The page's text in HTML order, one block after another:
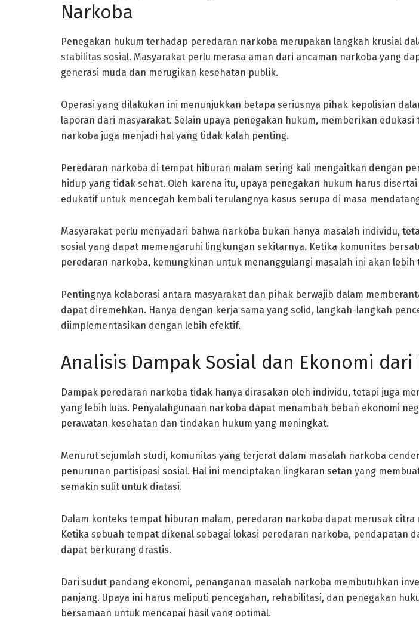
Narkoba
Penegakan hukum terhadap peredaran narkoba merupakan langkah krusial
stabilitas sosial. Masyarakat perlu merasa aman dari ancaman narkoba yang
generasi muda dan merugikan kesehatan publik.
Operasi yang dilakukan ini menunjukkan betapa seriusnya pihak kepolisian
laporan dari masyarakat. Selain upaya penegakan hukum, memberikan edukasi
narkoba juga menjadi hal yang tidak kalah penting.
Peredaran narkoba di tempat hiburan malam sering kali mengaitkan dengan
hidup yang tidak sehat. Oleh karena itu, upaya penegakan hukum harus
edukatif untuk mencegah kembali terulangnya kasus serupa di masa
Masyarakat perlu menyadari bahwa narkoba bukan hanya masalah individu,
sosial yang dapat memengaruhi lingkungan sekitarnya. Ketika komunitas
peredaran narkoba, kemungkinan untuk menanggulangi masalah ini akan lebih
Pentingnya kolaborasi antara masyarakat dan pihak berwajib dalam
dapat diremehkan. Hanya dengan kerja sama yang solid, langkah-langkah
diimplementasikan dengan lebih efektif.
Analisis Dampak Sosial dan Ekonomi dari
Dampak peredaran narkoba tidak hanya dirasakan oleh individu, tetapi juga
yang lebih luas. Penyalahgunaan narkoba dapat menambah beban ekonomi
perawatan kesehatan dan tindakan hukum yang meningkat.
Menurut sejumlah studi, komunitas yang terjerat dalam masalah narkoba
penurunan partisipasi sosial. Hal ini menciptakan lingkaran setan yang
semakin sulit untuk diatasi.
Dalam konteks tempat hiburan malam, peredaran narkoba dapat merusak citra
Ketika sebuah tempat dikenal sebagai lokasi peredaran narkoba, pendapatan
dapat berkurang drastis.
Dari sudut pandang ekonomi, penanganan masalah narkoba membutuhkan
panjang. Upaya ini harus meliputi pencegahan, rehabilitasi, dan penegakan
bersamaan untuk mencapai hasil yang optimal.